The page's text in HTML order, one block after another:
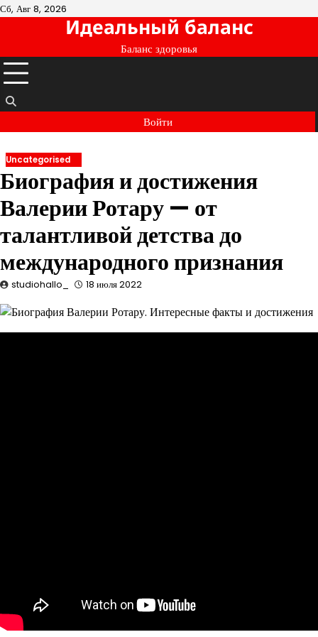
Перейти
Сб, Авг 8, 2026
Идеальный баланс
Баланс здоровья
Войти
Uncategorised
Биография и достижения
Валерии Ротару — от
талантливой детства до
международного признания
studiohallo_ 18 июля 2022